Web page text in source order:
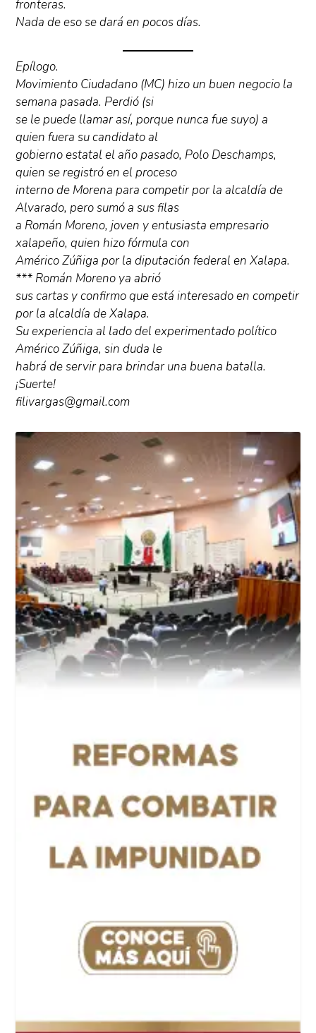
fronteras.
Nada de eso se dará en pocos días.
Epílogo.
Movimiento Ciudadano (MC) hizo un buen negocio la
semana pasada. Perdió (si
se le puede llamar así, porque nunca fue suyo) a
quien fuera su candidato al
gobierno estatal el año pasado, Polo Deschamps,
quien se registró en el proceso
interno de Morena para competir por la alcaldía de
Alvarado, pero sumó a sus filas
a Román Moreno, joven y entusiasta empresario
xalapeño, quien hizo fórmula con
Américo Zúñiga por la diputación federal en Xalapa.
*** Román Moreno ya abrió
sus cartas y confirmo que está interesado en competir
por la alcaldía de Xalapa.
Su experiencia al lado del experimentado político
Américo Zúñiga, sin duda le
habrá de servir para brindar una buena batalla.
¡Suerte!
filivargas@gmail.com